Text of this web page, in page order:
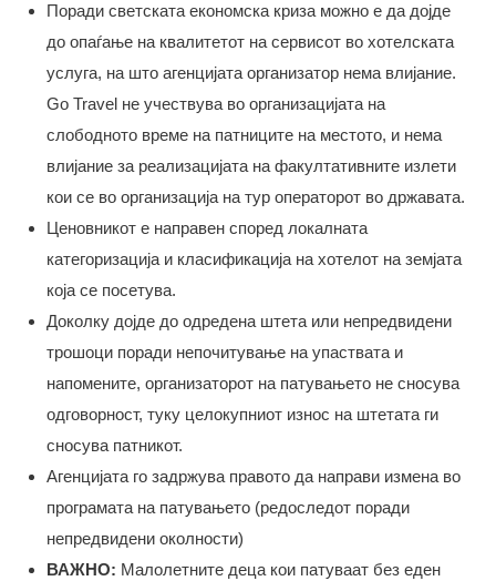
Поради светската економска криза можно е да дојде
до опаѓање на квалитетот на сервисот во хотелската
услуга, на што агенцијата организатор нема влијание.
Go Travel не учествува во организацијата на
слободното време на патниците на местото, и нема
влијание за реализацијата на факултативните излети
кои се во организација на тур операторот во државата.
Ценовникот е направен според локалната
категоризација и класификација на хотелот на земјата
која се посетува.
Доколку дојде до одредена штета или непредвидени
трошоци поради непочитување на упаствата и
напомените, организаторот на патувањето не сносува
одговорност, туку целокупниот износ на штетата ги
сносува патникот.
Агенцијата го задржува правото да направи измена во
програмата на патувањето (редоследот поради
непредвидени околности)
ВАЖНО: Малолетните деца кои патуваат без еден